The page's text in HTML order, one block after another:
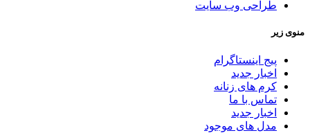
طراحی وب سایت
منوی زیر
پیج اینستاگرام
اخبار جدید
کرم های زنانه
تماس با ما
اخبار جدید
مدل های موجود